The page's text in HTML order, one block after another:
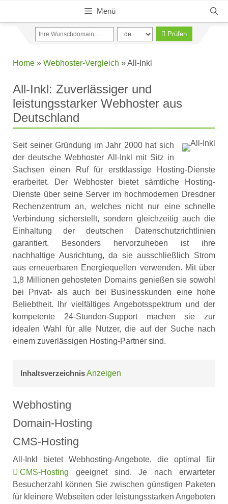
Menü
Prüfen
Home » Webhoster-Vergleich »All-Inkl
All-Inkl: Zuverlässiger und
leistungsstarker Webhoster aus
Deutschland
Seit seiner Gründung im Jahr 2000 hat sich
der deutsche Webhoster All-Inkl mit Sitz in
Sachsen einen Ruf für erstklassige Hosting-Dienste
erarbeitet. Der Webhoster bietet sämtliche Hosting-
Dienste über seine Server im hochmodernen Dresdner
Rechenzentrum an, welches nicht nur eine schnelle
Verbindung sicherstellt, sondern gleichzeitig auch die
Einhaltung der deutschen Datenschutzrichtlinien
garantiert. Besonders hervorzuheben ist ihre
nachhaltige Ausrichtung, da sie ausschließlich Strom
aus erneuerbaren Energiequellen verwenden. Mit über
1,8 Millionen gehosteten Domains genießen sie sowohl
bei Privat- als auch bei Businesskunden eine hohe
Beliebtheit. Ihr vielfältiges Angebotsspektrum und der
kompetente 24-Stunden-Support machen sie zur
idealen Wahl für alle Nutzer, die auf der Suche nach
einem zuverlässigen Hosting-Partner sind.
InhaltsverzeichnisAnzeigen
Webhosting
Domain-Hosting
CMS-Hosting
All-Inkl bietet Webhosting-Angebote, die optimal für
CMS-Hosting geeignet sind. Je nach erwarteter
Besucherzahl können Sie zwischen günstigen Paketen
für kleinere Webseiten oder leistungsstarken Angeboten